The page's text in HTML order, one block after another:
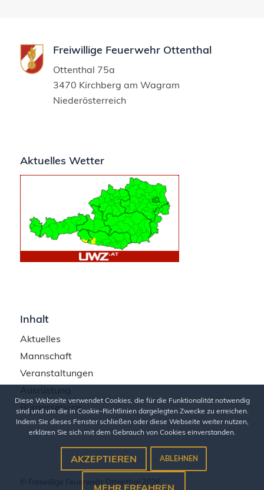
Freiwillige Feuerwehr Ottenthal
Ottenthal 75a
3470 Kirchberg am Wagram
Niederösterreich
Aktuelles Wetter
Inhalt
Aktuelles
Mannschaft
Veranstaltungen
Bürgerservice
Diese Webseite verwendet Cookies, die für die Funktionalität notwendig
sind und um die in Cookie-Richtlinien dargelegten Zwecke zu erreichen.
Indem Sie dieses Fenster schließen oder diese Webseite weiter nutzen,
erklären Sie sich mit dem Gebrauch von Cookies einverstanden.
AKZEPTIEREN ABLEHNEN
MEHR ERFAHREN